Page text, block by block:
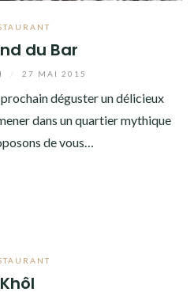
du Bar
27 MAI 2015
déguster un délicieux
dans un quartier mythique
de vous…
Khôl